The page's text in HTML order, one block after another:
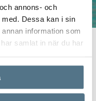
annons- och
Dessa kan i sin
information som
samlat in när du har